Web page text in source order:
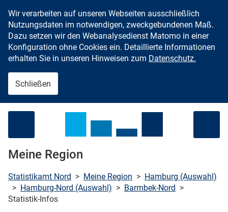
Zum Inhalt springen
Wir verarbeiten auf unseren Webseiten ausschließlich
Nutzungsdaten im notwendigen, zweckgebundenen Maß.
Dazu setzen wir den Webanalysedienst Matomo in einer
Konfiguration ohne Cookies ein. Detaillierte Informationen
erhalten Sie in unseren Hinweisen zum Datenschutz.
Schließen
Meine Region
Statistikamt Nord > Meine Region > Hamburg (Auswahl)
> Hamburg-Nord (Auswahl) > Barmbek-Nord >
Statistik-Infos